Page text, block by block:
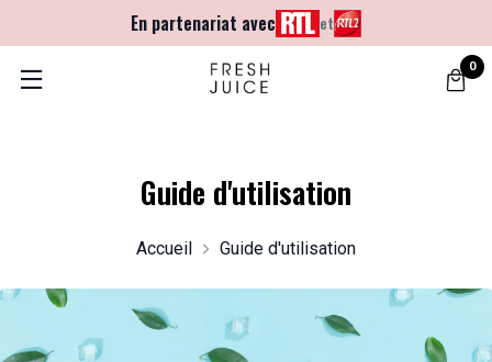
En partenariat avec et
0
Guide d'utilisation
Accueil Guide d'utilisation